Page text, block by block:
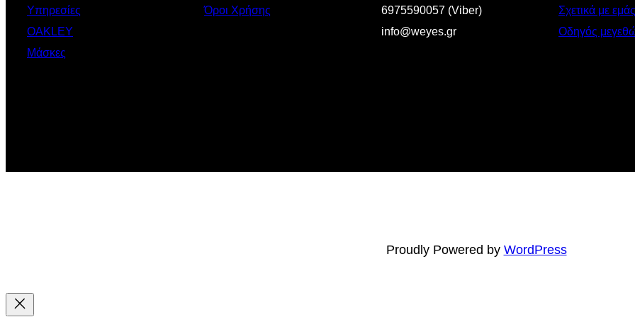
Υπηρεσίες
OAKLEY
Μάσκες
Όροι Χρήσης
6975590057 (Viber)
info@weyes.gr
Σχετικά με εμάς
Οδηγός
Proudly Powered by WordPress